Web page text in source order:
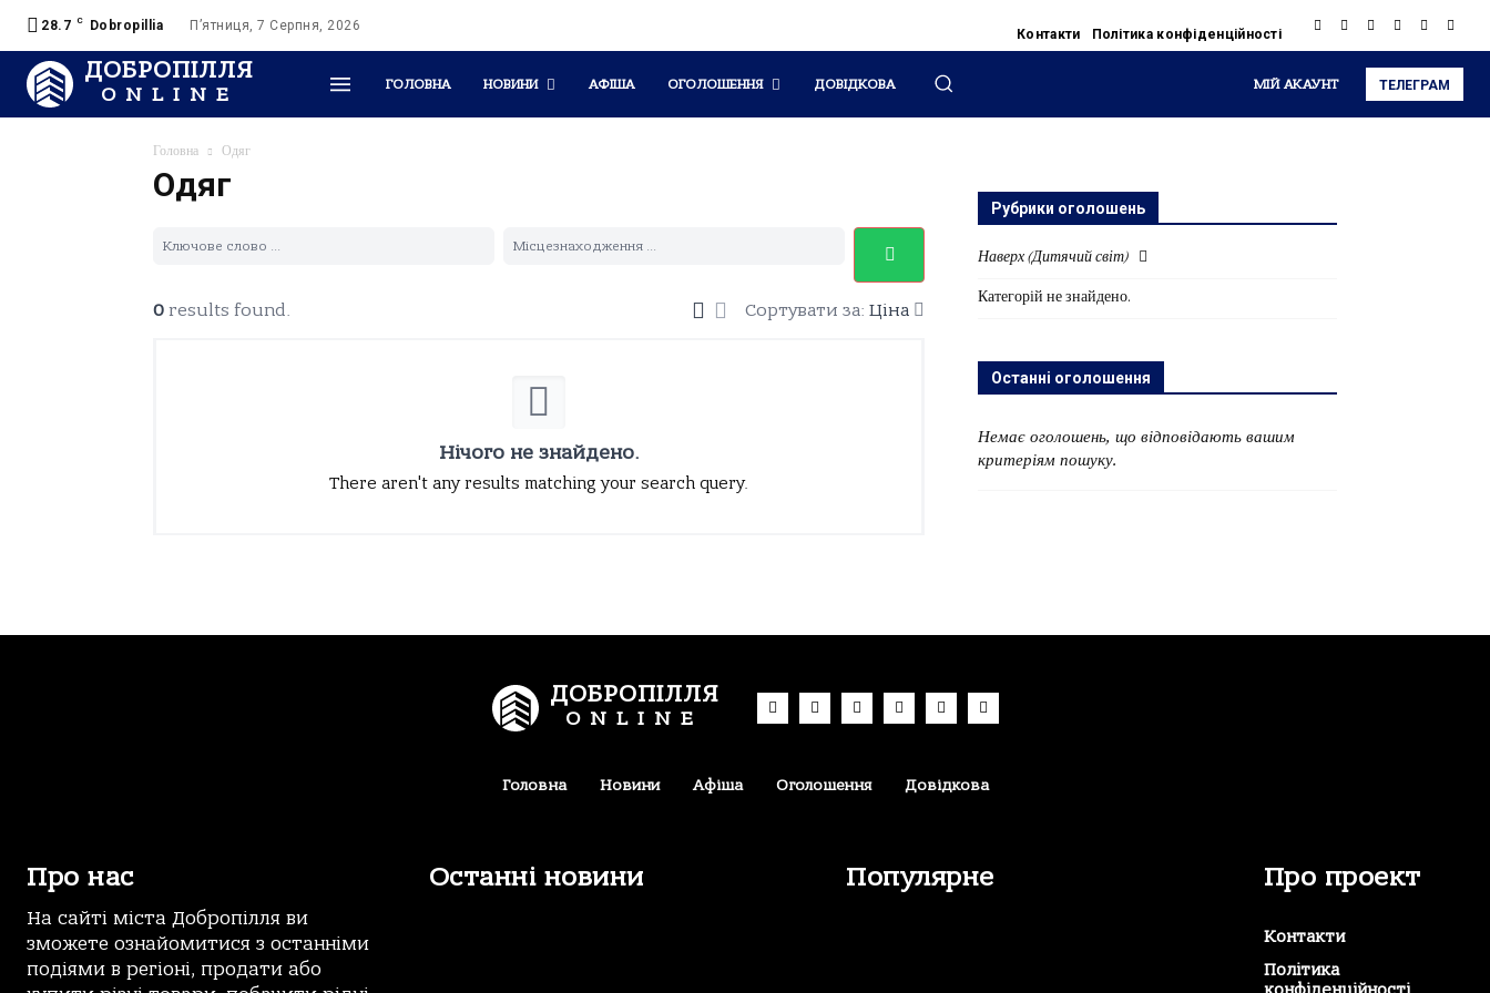
28.7 C Dobropillia П’ятниця, 7 Серпня, 2026
Контакти Політика конфіденційності
ДОБРОПІЛЛЯ
ONLINE ГОЛОВНА НОВИНИ АФІША ОГОЛОШЕННЯ ДОВІДКОВА МІЙ АКАУНТ ТЕЛЕГРАМ
Головна Одяг
Одяг
Сортувати за: Ціна
0 results found.
Нічого не знайдено.
There aren't any results matching your search query.
Рубрики оголошень
Наверх (Дитячий світ)
Категорій не знайдено.
Останні оголошення
Немає оголошень, що відповідають вашим
критеріям пошуку.
ДОБРОПІЛЛЯ
ONLINE
Головна Новини Афіша Оголошення Довідкова
Про нас
На сайті міста Добропілля ви
зможете ознайомитися з останніми
подіями в регіоні, продати або
Останні новини Популярне Про проект
Контакти
Політика